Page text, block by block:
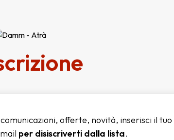
offerte, novità, inserisci il tuo
per disiscriverti dalla lista.